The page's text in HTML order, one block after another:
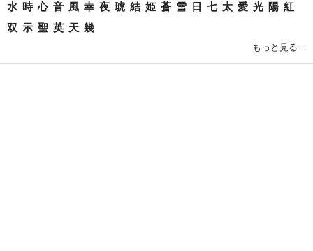
水 時 心 音 風 幸 夜 琥 結 姫 蒼 雪 日 七 太 愛 光 陽 紅
双 示 聖 英 天 幾
もっと見る...